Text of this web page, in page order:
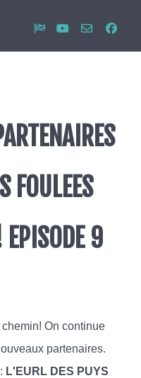
FOULEES
EPISODE 9
On continue
partenaires.
L'EURL DES PUYS